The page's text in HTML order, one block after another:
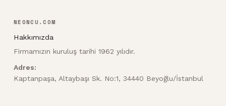
NEONCU.COM
Hakkımızda
Firmamızın kuruluş tarihi 1962 yılıdır.
Adres:
Kaptanpaşa, Altaybaşı Sk. No:1, 34440 Beyoğlu/İstanbul